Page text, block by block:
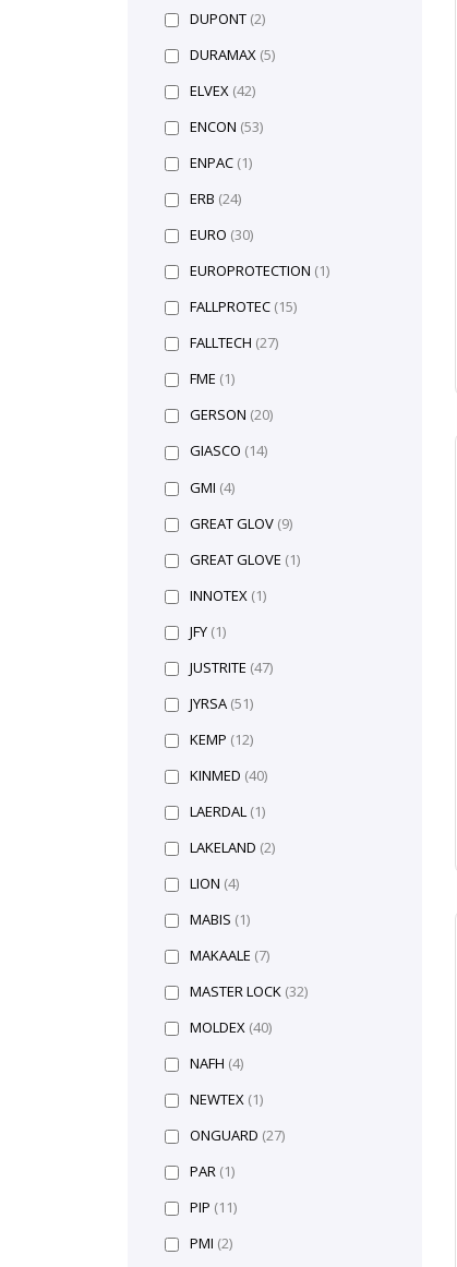
DUPONT (2)
DURAMAX (5)
ELVEX (42)
ENCON (53)
ENPAC (1)
ERB (24)
EURO (30)
EUROPROTECTION (1)
FALLPROTEC (15)
FALLTECH (27)
FME (1)
GERSON (20)
GIASCO (14)
GMI (4)
GREAT GLOV (9)
GREAT GLOVE (1)
INNOTEX (1)
JFY (1)
JUSTRITE (47)
JYRSA (51)
KEMP (12)
KINMED (40)
LAERDAL (1)
LAKELAND (2)
LION (4)
MABIS (1)
MAKAALE (7)
MASTER LOCK (32)
MOLDEX (40)
NAFH (4)
NEWTEX (1)
ONGUARD (27)
PAR (1)
PIP (11)
PMI (2)